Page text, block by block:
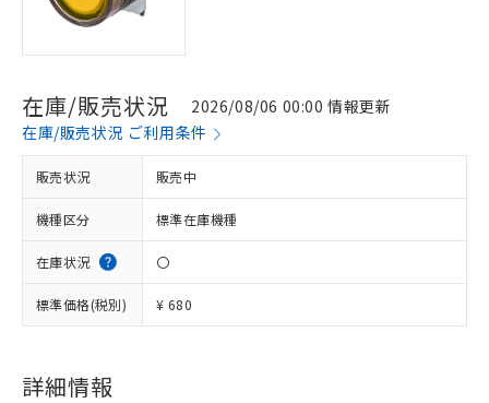
在庫/販売状況
2026/08/06 00:00 情報更新
在庫/販売状況 ご利用条件
販売状況 販売中
機種区分 標準在庫機種
在庫状況 〇
標準価格(税別) ¥ 680
詳細情報